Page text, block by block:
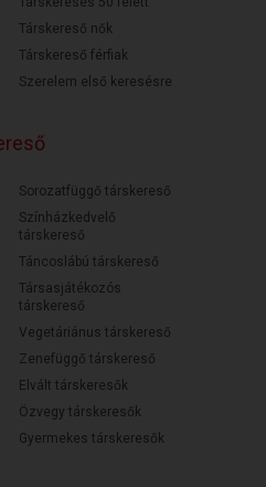
Társkereső nők
Társkereső férfiak
Szerelem első keresésre
Sorozatfüggő társkereső
Színházkedvelő
társkereső
Táncoslábú társkereső
Társasjátékozós
társkereső
Vegetáriánus társkereső
Zenefüggő társkereső
Elvált társkeresők
Özvegy társkeresők
Gyermekes társkeresők